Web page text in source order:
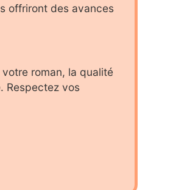
offriront des avances
roman, la qualité
Respectez vos